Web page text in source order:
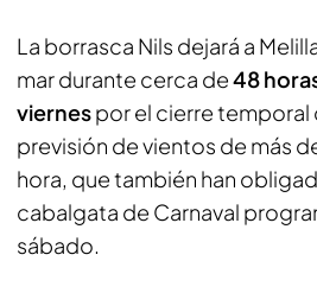
La borrasca Nils dejará a
mar durante cerca de48
viernespor el cierre temporal
previsión de vientos de más
hora, que también han
cabalgata de Carnaval
sábado.